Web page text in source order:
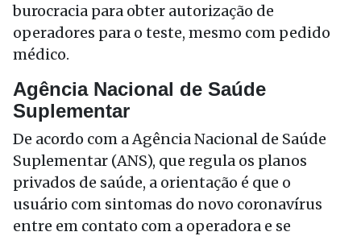
burocracia para obter autorização de
operadores para o teste, mesmo com pedido
médico.
Agência Nacional de Saúde
Suplementar
De acordo com a Agência Nacional de Saúde
Suplementar (ANS), que regula os planos
privados de saúde, a orientação é que o
usuário com sintomas do novo coronavírus
entre em contato com a operadora e se